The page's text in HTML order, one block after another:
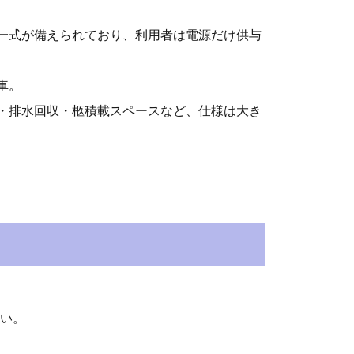
式が備えられており、利用者は電源だけ供与
。
水回収・柩積載スペースなど、仕様は大き
。